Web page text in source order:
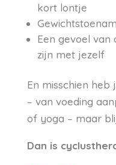
kort lontje
Een gevoel van
zijn met jezelf
En misschien
– van voeding
of yoga – maar
Dan is